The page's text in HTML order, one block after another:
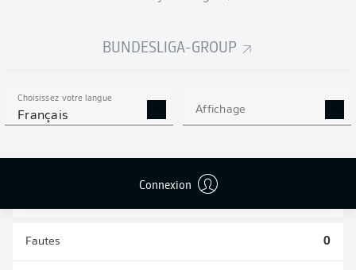
BUNDESLIGA-GROUP
Choisissez votre langue
Français Affichage
Connexion
STATS DE LA SAISON
2026/2027
0 0
Fautes 0